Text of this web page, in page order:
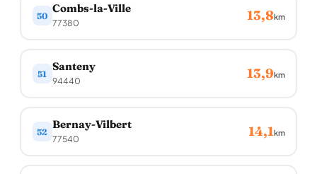
50
Combs-la-Ville
77380 13,8km
51
Santeny
94440 13,9km
52
Bernay-Vilbert
77540 14,1km